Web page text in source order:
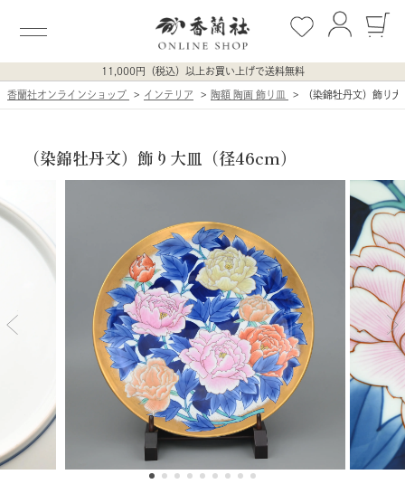
11,000円（税込）以上お買い上げで送料無料
香蘭社オンラインショップ インテリア 陶額 陶画 飾り皿 （染錦牡丹文）飾り大
（染錦牡丹文）飾り大皿（径46cm）